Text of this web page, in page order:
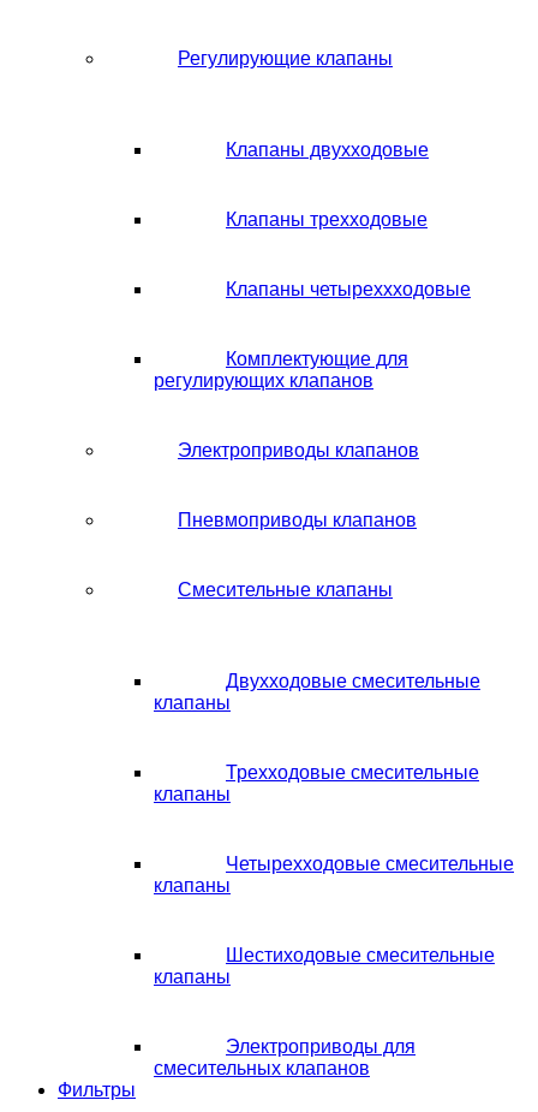
Регулирующие клапаны
Клапаны двухходовые
Клапаны трехходовые
Клапаны четыреххходовые
Комплектующие для
регулирующих клапанов
Электроприводы клапанов
Пневмоприводы клапанов
Смесительные клапаны
Двухходовые смесительные
клапаны
Трехходовые смесительные
клапаны
Четырехходовые смесительные
клапаны
Шестиходовые смесительные
клапаны
Электроприводы для
смесительных клапанов
Фильтры